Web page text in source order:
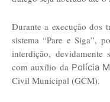
Durante a execução dos
sistema “Pare e Siga”,
interdição, devidamente
com auxílio da Polícia
Civil Municipal (GCM).